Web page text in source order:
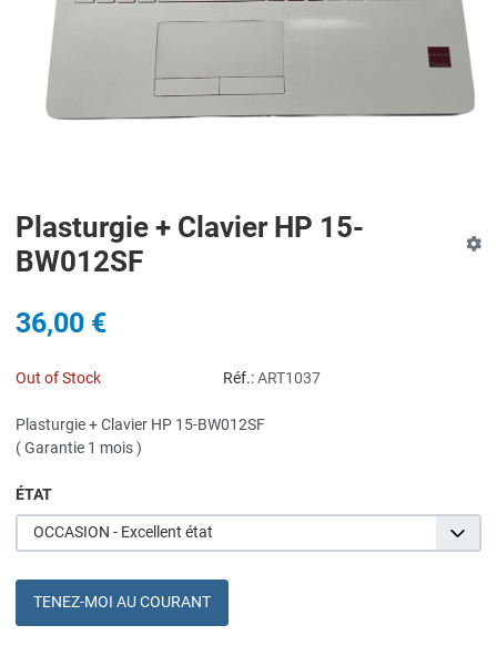
Plasturgie + Clavier HP 15-
BW012SF
36,00 €
Out of Stock Réf.: ART1037
Plasturgie + Clavier HP 15-BW012SF
( Garantie 1 mois )
ÉTAT
OCCASION - Excellent état
TENEZ-MOI AU COURANT